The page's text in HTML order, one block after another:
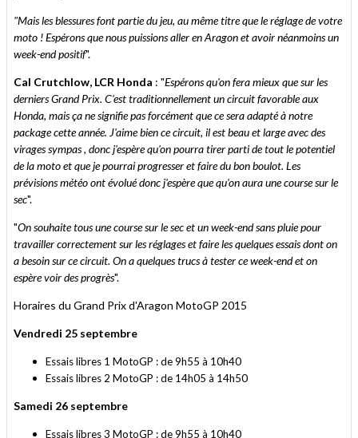
"Mais les blessures font partie du jeu, au même titre que le réglage de votre
moto ! Espérons que nous puissions aller en Aragon et avoir néanmoins un
week-end positif".
Cal Crutchlow, LCR Honda : "Espérons qu'on fera mieux que sur les
derniers Grand Prix. C'est traditionnellement un circuit favorable aux
Honda, mais ça ne signifie pas forcément que ce sera adapté à notre
package cette année. J'aime bien ce circuit, il est beau et large avec des
virages sympas , donc j'espère qu'on pourra tirer parti de tout le potentiel
de la moto et que je pourrai progresser et faire du bon boulot. Les
prévisions météo ont évolué donc j'espère que qu'on aura une course sur le
sec".
"On souhaite tous une course sur le sec et un week-end sans pluie pour
travailler correctement sur les réglages et faire les quelques essais dont on
a besoin sur ce circuit. On a quelques trucs à tester ce week-end et on
espère voir des progrès".
Horaires du Grand Prix d'Aragon MotoGP 2015
Vendredi 25 septembre
Essais libres 1 MotoGP : de 9h55 à 10h40
Essais libres 2 MotoGP : de 14h05 à 14h50
Samedi 26 septembre
Essais libres 3 MotoGP : de 9h55 à 10h40